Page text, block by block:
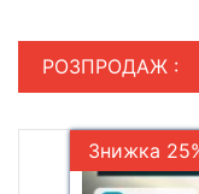
РОЗПРОДАЖ :
Знижка